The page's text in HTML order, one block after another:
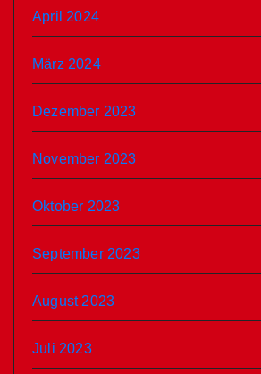
April 2024
März 2024
Dezember 2023
November 2023
Oktober 2023
September 2023
August 2023
Juli 2023